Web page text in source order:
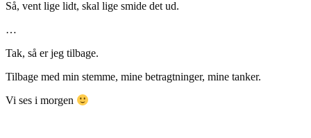
Så, vent lige lidt, skal lige smide det ud.
…
Tak, så er jeg tilbage.
Tilbage med min stemme, mine betragtninger, mine tanker.
Vi ses i morgen